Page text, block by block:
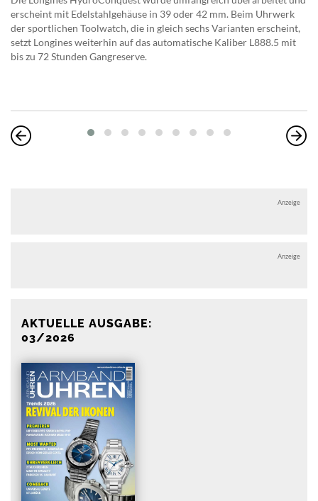
erscheint mit Edelstahlgehäuse in 39 oder 42 mm. Beim Uhrwerk
der sportlichen Toolwatch, die in gleich sechs Varianten erscheint,
setzt Longines weiterhin auf das automatische Kaliber L888.5 mit
bis zu 72 Stunden Gangreserve.
Anzeige
Anzeige
AKTUELLE AUSGABE:
03/2026